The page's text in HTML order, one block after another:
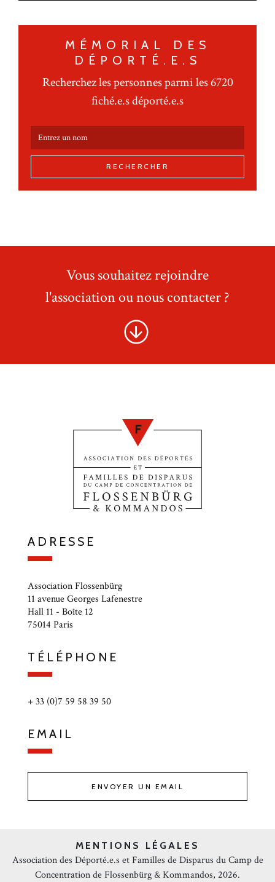
MÉMORIAL DES
DÉPORTÉ.E.S
Recherchez les personnes parmi les 6720
fiché.e.s déporté.e.s
RECHERCHER
Vous souhaitez rejoindre
l'association ou nous contacter ?
ADRESSE
Association Flossenbürg
11 avenue Georges Lafenestre
Hall 11 - Boîte 12
75014 Paris
TÉLÉPHONE
+ 33 (0)7 59 58 39 50
EMAIL
ENVOYER UN EMAIL
MENTIONS LÉGALES
Association des Déporté.e.s et Familles de Disparus du Camp de
Concentration de Flossenbürg & Kommandos, 2026.